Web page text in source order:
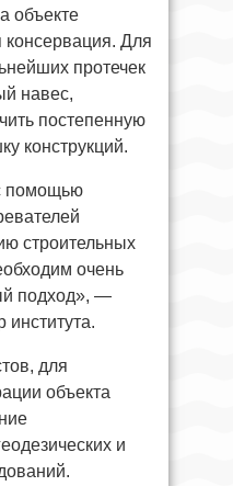
объекте
консервация. Для
протечек
навес,
постепенную
конструкций.
помощью
строительных
очень
подход», —
института.
для
объекта
и